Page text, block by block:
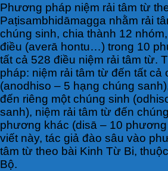
Phương pháp niệm rải tâm từ
Paṭisambhidāmagga nhằm rải
chúng sinh, chia thành 12
điều (averā hontu…) trong 10
tất cả 528 điều niệm rải tâm từ.
pháp: niệm rải tâm từ đến tất cả
(anodhiso – 5 hạng chúng
đến riêng một chúng sinh
sanh), niệm rải tâm từ đến
phương khác (disā – 10
viết này, tác giả đào sâu vào
tâm từ theo bài Kinh Từ Bi,
Bộ.